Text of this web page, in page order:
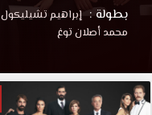
بطولة : إبراهيم تشيليكول
محمد أصلان توغ